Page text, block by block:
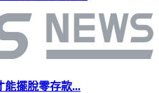
能擺脫零存款...